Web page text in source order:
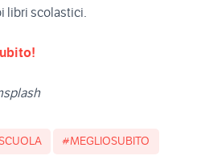
libri scolastici.
#MEGLIOSUBITO